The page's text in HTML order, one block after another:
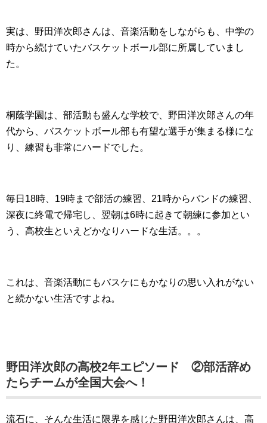
実は、野田洋次郎さんは、音楽活動をしながらも、中学の
時から続けていたバスケットボール部に所属していまし
た。
桐蔭学園は、部活動も盛んな学校で、野田洋次郎さんの年
代から、バスケットボール部も有望な選手が集まる様にな
り、練習も非常にハードでした。
毎日18時、19時まで部活の練習、21時からバンドの練習、
深夜に終電で帰宅し、翌朝は6時に起きて朝練に参加とい
う、高校生といえどかなりハードな生活。。。
これは、音楽活動にもバスケにもかなりの思い入れがない
と続かない生活ですよね。
野田洋次郎の高校2年エピソード ②部活辞め
たらチームが全国大会へ！
流石に、そんな生活に限界を感じた野田洋次郎さんは、高